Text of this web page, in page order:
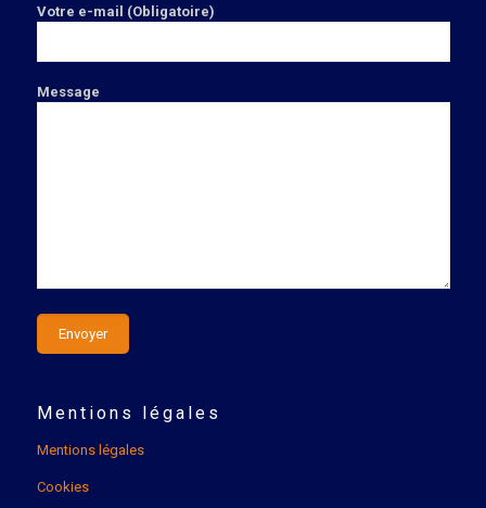
Votre e-mail (Obligatoire)
Message
Mentions légales
Mentions légales
Cookies